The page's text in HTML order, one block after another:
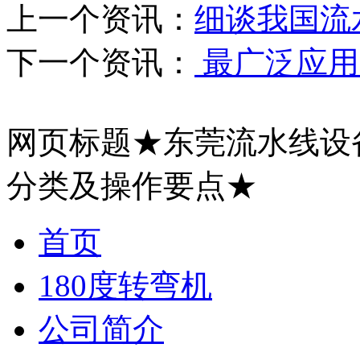
上一个资讯： 细谈我国
下一个资讯：
最广泛应
网页标题★东莞流水线设
分类及操作要点★
首页
180度转弯机
公司简介